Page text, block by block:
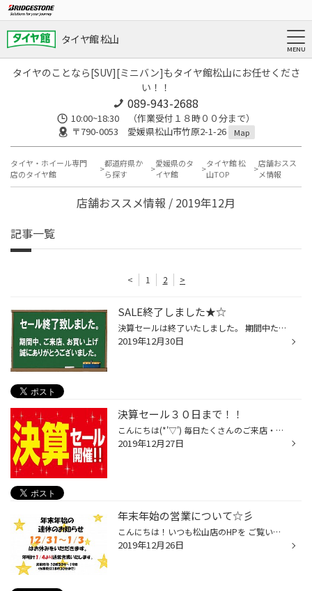
タイヤ館 松山
タイヤのことなら[SUV][ミニバン]もタイヤ館松山にお任せくださ
い！！
089-943-2688
10:00~18:30 （作業受付１８時００分まで）
〒790-0053 愛媛県松山市竹原2-1-26
Map
タイヤ・ホイール専門
店のタイヤ館
都道府県か
ら探す
愛媛県のタ
イヤ館
タイヤ館 松
山TOP
店舗おスス
メ情報
店舗おススメ情報 / 2019年12月
記事一覧
< 1 2 >
SALE終了しました★☆
決算セールは終了いたしました。 期間中たくさんのご来店・ご購入 ありがとうございました♪ 年内の営業も本日で終了です。 １/３までお休みをいただきまして、 ２０２０年１月４日 朝１０時３０分オープンです♪♪ 新春セールを開催しますので 是非タイヤ館松山店へお越しください(*'▽') 開催期間：１...
2019年12月30日
決算セール３０日まで！！
こんにちは(*'▽') 毎日たくさんのご来店・ご購入 ありがとうございます！！ 好評開催中の決算セールは ３０日で終了です！！ とてもお得なこの期間を お見逃しなく★★ 皆様のお越しをお待ちしております。
2019年12月27日
年末年始の営業について☆彡
こんにちは！いつも松山店のHPを ご覧いただきありがとうございます。 ★☆★☆年末年始の連休のお知らせ★☆★☆ １２/３１～１/３までお休みをいただきます。 １/４から通常営業です。 営業時間：１０時３０分～１９時 （作業受付１８時３０分まで） よろしくお願いいたします(*'▽')
2019年12月26日